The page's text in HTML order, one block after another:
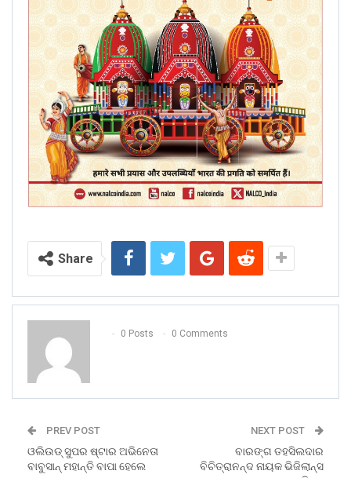
Share
0 Posts 0 Comments
PREV POST
ଓଲିଉଡ୍‌ ସୁପର ଷ୍ଟାର ଅଭିନେତା
ବାବୁସାନ୍‌ ମହାନ୍ତି ବାପା ହେଲେ
NEXT POST
ବାରଙ୍ଗ ତହସିଲଦାର
ବିଚିତ୍ରାନନ୍ଦ ନାୟକ ଭିଜିଲାନ୍ସ